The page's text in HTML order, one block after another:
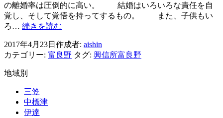
す
る
た
ち
の離婚率は圧倒的に高い。 結婚はいろいろな責任を自
覚し、そして覚悟を持ってするもの。 また、子供もい
ろ… 続きを読む
の
結
2017年4月23日 作成者: aishin
カテゴリー: 富良野 タグ: 興信所富良野
地域別
三笠
中標津
伊達